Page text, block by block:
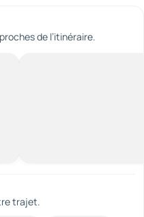
de l’itinéraire.
trajet.